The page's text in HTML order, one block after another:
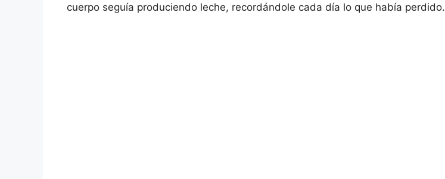
cuerpo seguía produciendo leche, recordándole cada día lo que había perdido.